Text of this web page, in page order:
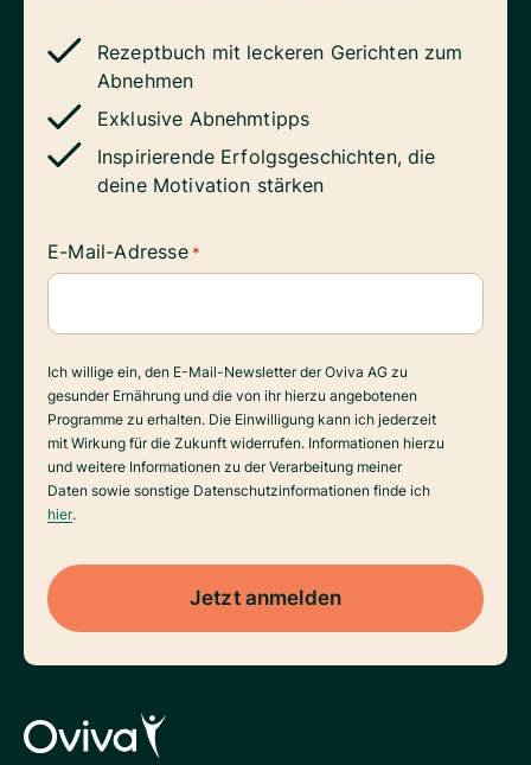
Rezeptbuch mit leckeren Gerichten zum
Abnehmen
Exklusive Abnehmtipps
Inspirierende Erfolgsgeschichten, die
deine Motivation stärken
E-Mail-Adresse *
Datenverarbeitung
Ich willige ein, den E-Mail-Newsletter der Oviva AG zu
gesunder Ernährung und die von ihr hierzu angebotenen
Programme zu erhalten. Die Einwilligung kann ich jederzeit
mit Wirkung für die Zukunft widerrufen. Informationen hierzu
und weitere Informationen zu der Verarbeitung meiner
Daten sowie sonstige Datenschutzinformationen finde ich
hier.
Jetzt anmelden